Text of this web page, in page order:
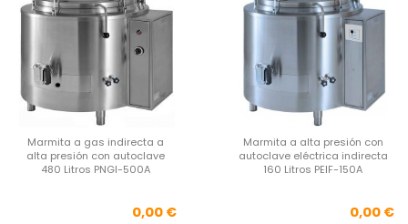
Marmita a gas indirecta a
alta presión con autoclave
480 Litros PNGI-500A
Precio
0,00 €
Marmita a alta presión con
autoclave eléctrica indirecta
160 Litros PEIF-150A
0,00 €